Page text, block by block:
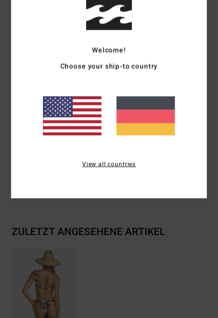
Farbcodenut
Unterteil mit seitlicher Schnürung
Bedeckung:Knappe Bedeckung am Po
Detail: Seitliche Schnürung
Druck:Vollflächiger Druck
Branding:Logostickerei
ZULETZT ANGESEHENE ARTIKEL
Welcome!
Choose your ship-to country
View all countries